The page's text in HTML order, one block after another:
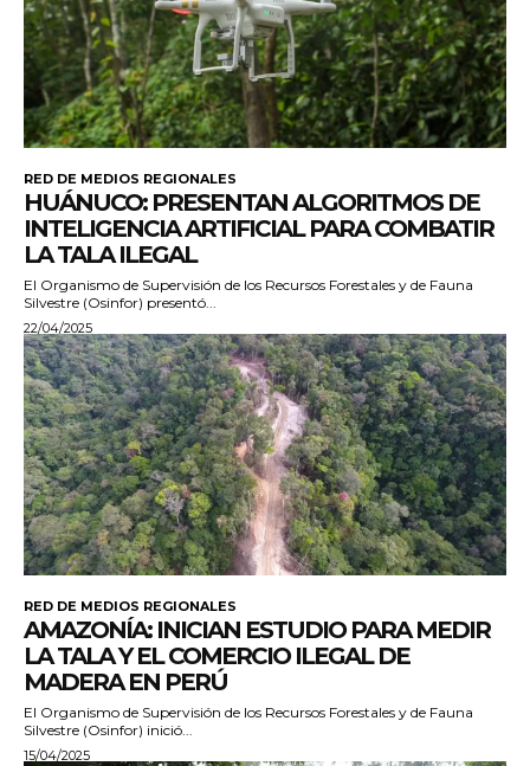
RED DE MEDIOS REGIONALES
HUÁNUCO: PRESENTAN ALGORITMOS DE
INTELIGENCIA ARTIFICIAL PARA COMBATIR
LA TALA ILEGAL
El Organismo de Supervisión de los Recursos Forestales y de Fauna
Silvestre (Osinfor) presentó...
22/04/2025
RED DE MEDIOS REGIONALES
AMAZONÍA: INICIAN ESTUDIO PARA MEDIR
LA TALA Y EL COMERCIO ILEGAL DE
MADERA EN PERÚ
El Organismo de Supervisión de los Recursos Forestales y de Fauna
Silvestre (Osinfor) inició...
15/04/2025